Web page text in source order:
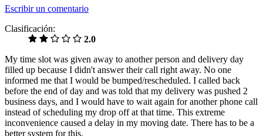
Escribir un comentario
Clasificación:
2.0
My time slot was given away to another person and delivery day
filled up because I didn't answer their call right away. No one
informed me that I would be bumped/rescheduled. I called back
before the end of day and was told that my delivery was pushed 2
business days, and I would have to wait again for another phone call
instead of scheduling my drop off at that time. This extreme
inconvenience caused a delay in my moving date. There has to be a
better system for this.